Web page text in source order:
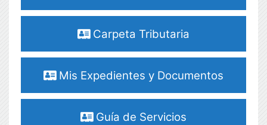
Carpeta Tributaria
Mis Expedientes y Documentos
Guía de Servicios